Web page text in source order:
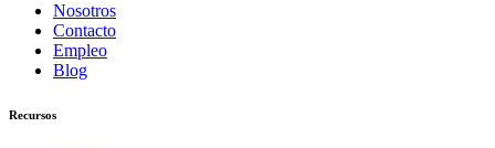
Nosotros
Contacto
Empleo
Blog
Recursos